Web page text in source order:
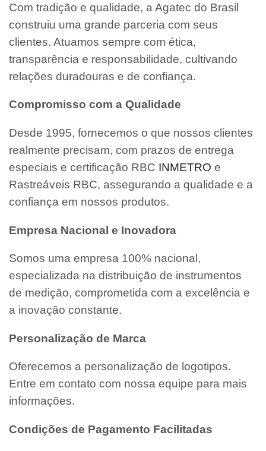
Com tradição e qualidade, a Agatec do Brasil
construiu uma grande parceria com seus
clientes. Atuamos sempre com ética,
transparência e responsabilidade, cultivando
relações duradouras e de confiança.
Compromisso com a Qualidade
Desde 1995, fornecemos o que nossos clientes
realmente precisam, com prazos de entrega
especiais e certificação RBC INMETRO e
Rastreáveis RBC, assegurando a qualidade e a
confiança em nossos produtos.
Empresa Nacional e Inovadora
Somos uma empresa 100% nacional,
especializada na distribuição de instrumentos
de medição, comprometida com a excelência e
a inovação constante.
Personalização de Marca
Oferecemos a personalização de logotipos.
Entre em contato com nossa equipe para mais
informações.
Condições de Pagamento Facilitadas